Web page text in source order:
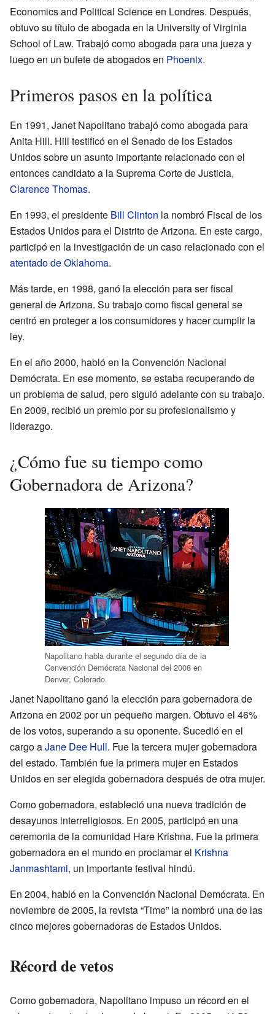
Economics and Political Science en Londres. Después,
obtuvo su título de abogada en la University of Virginia
School of Law. Trabajó como abogada para una jueza y
luego en un bufete de abogados en Phoenix.
Primeros pasos en la política
En 1991, Janet Napolitano trabajó como abogada para
Anita Hill. Hill testificó en el Senado de los Estados
Unidos sobre un asunto importante relacionado con el
entonces candidato a la Suprema Corte de Justicia,
Clarence Thomas.
En 1993, el presidente Bill Clinton la nombró Fiscal de los
Estados Unidos para el Distrito de Arizona. En este cargo,
participó en la investigación de un caso relacionado con el
atentado de Oklahoma.
Más tarde, en 1998, ganó la elección para ser fiscal
general de Arizona. Su trabajo como fiscal general se
centró en proteger a los consumidores y hacer cumplir la
ley.
En el año 2000, habló en la Convención Nacional
Demócrata. En ese momento, se estaba recuperando de
un problema de salud, pero siguió adelante con su trabajo.
En 2009, recibió un premio por su profesionalismo y
liderazgo.
¿Cómo fue su tiempo como
Gobernadora de Arizona?
Napolitano habla durante el segundo día de la
Convención Demócrata Nacional del 2008 en
Denver, Colorado.
Janet Napolitano ganó la elección para gobernadora de
Arizona en 2002 por un pequeño margen. Obtuvo el 46%
de los votos, superando a su oponente. Sucedió en el
cargo aJane Dee Hull. Fue la tercera mujer gobernadora
del estado. También fue la primera mujer en Estados
Unidos en ser elegida gobernadora después de otra mujer.
Como gobernadora, estableció una nueva tradición de
desayunos interreligiosos. En 2005, participó en una
ceremonia de la comunidad Hare Krishna. Fue la primera
gobernadora en el mundo en proclamar el Krishna
Janmashtami, un importante festival hindú.
En 2004, habló en la Convención Nacional Demócrata. En
noviembre de 2005, la revista “Time” la nombró una de las
cinco mejores gobernadoras de Estados Unidos.
Récord de vetos
Como gobernadora, Napolitano impuso un récord en el